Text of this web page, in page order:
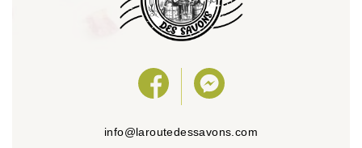
info@laroutedessavons.com